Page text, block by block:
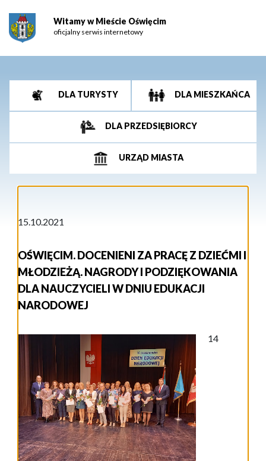
Witamy w Mieście Oświęcim
oficjalny serwis internetowy
DLA TURYSTY DLA MIESZKAŃCA
DLA PRZEDSIĘBIORCY
URZĄD MIASTA
15.10.2021
OŚWIĘCIM. DOCENIENI ZA PRACĘ Z DZIEĆMI I
MŁODZIEŻĄ. NAGRODY I PODZIĘKOWANIA
DLA NAUCZYCIELI W DNIU EDUKACJI
NARODOWEJ
14